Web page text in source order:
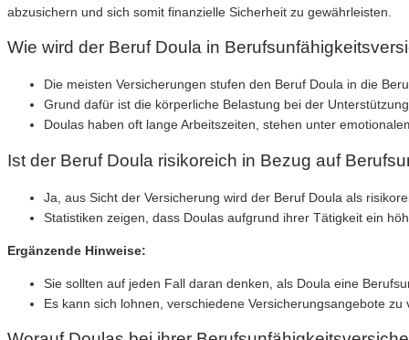
abzusichern und sich somit finanzielle Sicherheit zu gewährleisten.
Wie wird der Beruf Doula in
Die meisten Versicherungen stufen den Beruf Doula in die
Grund dafür ist die körperliche Belastung bei der
Doulas haben oft lange Arbeitszeiten, stehen unter
Ist der Beruf Doula risikoreich in Bezug auf
Ja, aus Sicht der Versicherung wird der Beruf Doula als
Statistiken zeigen, dass Doulas aufgrund ihrer Tätigkeit ein
Ergänzende Hinweise:
Sie sollten auf jeden Fall daran denken, als Doula eine
Es kann sich lohnen, verschiedene Versicherungsangebote